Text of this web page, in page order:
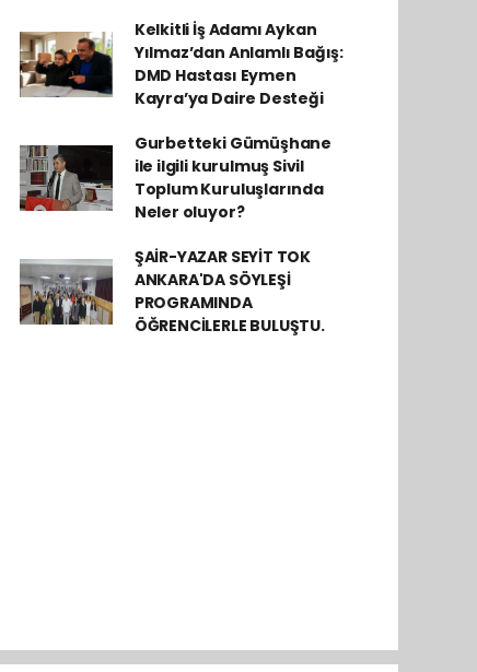
Kelkitli İş Adamı Aykan
Yılmaz’dan Anlamlı Bağış:
DMD Hastası Eymen
Kayra’ya Daire Desteği
Gurbetteki Gümüşhane
ile ilgili kurulmuş Sivil
Toplum Kuruluşlarında
Neler oluyor?
ŞAİR-YAZAR SEYİT TOK
ANKARA'DA SÖYLEŞİ
PROGRAMINDA
ÖĞRENCİLERLE BULUŞTU.